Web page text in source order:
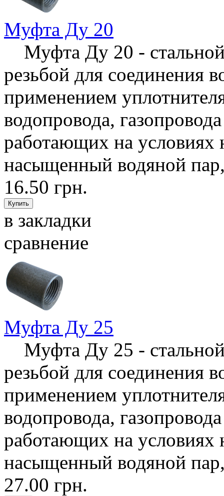
Муфта Ду 20
Муфта Ду 20 -
резьбой для соединения
применением
водопровода,
работающих на условиях
насыщенный водяной
16.50 грн.
в закладки
сравнение
Муфта Ду 25
Муфта Ду 25 -
резьбой для соединения
применением
водопровода,
работающих на условиях
насыщенный водяной
27.00 грн.